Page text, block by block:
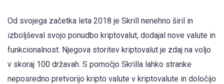
Od svojega začetka leta 2018 je Skrill nenehno širil in
izboljševal svojo ponudbo kriptovalut, dodajal nove valute in
funkcionalnost. Njegova storitev kriptovalut je zdaj na voljo
v skoraj 100 državah. S pomočjo Skrilla lahko stranke
neposredno pretvorijo kripto valute v kriptovalute in določijo